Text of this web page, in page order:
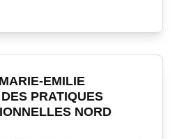
EMILIE
PRATIQUES
NORD